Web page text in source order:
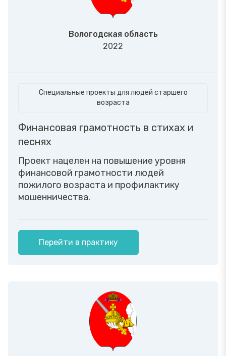
Вологодская область
2022
Специальные проекты для людей старшего
возраста
Финансовая грамотность в стихах и
песнях
Проект нацелен на повышение уровня
финансовой грамотности людей
пожилого возраста и профилактику
мошенничества.
Перейти в практику